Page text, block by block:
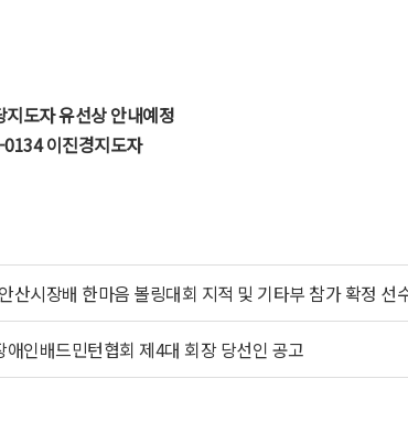
도자 유선상 안내예정
이진경지도자
산시장배 한마음 볼링대회 지적 및 기타부 참가 확정 선
애인배드민턴협회 제4대 회장 당선인 공고